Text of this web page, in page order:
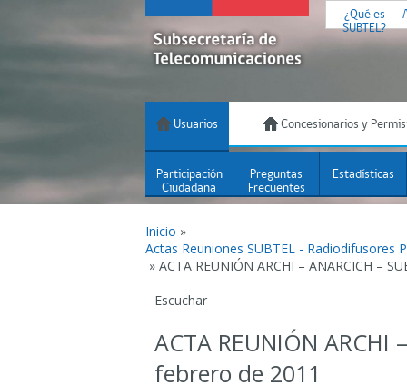
¿Qué es
SUBTEL?
Usuarios Concesionarios y
Participación
Ciudadana
Preguntas
Frecuentes
Estadísticas
Inicio »
Actas Reuniones SUBTEL - Radiodifusores
» ACTA REUNIÓN ARCHI – ANARCICH –
Escuchar
ACTA REUNIÓN ARCHI
febrero de 2011